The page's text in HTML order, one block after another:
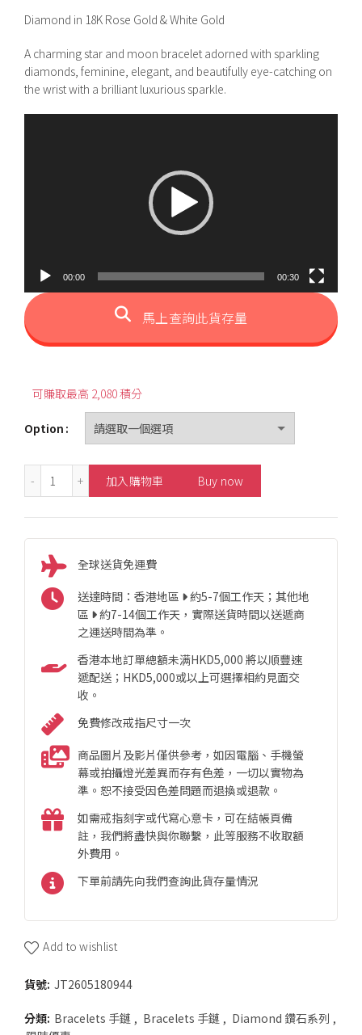
始
價
格：
HK$2,600。
前
價
格：
HK$2,080。
Diamond in 18K Rose Gold & White Gold
A charming star and moon bracelet adorned with sparkling
diamonds, feminine, elegant, and beautifully eye-catching on
the wrist with a brilliant luxurious sparkle.
00:00 00:30
馬上查詢此貨存量
可賺取最高 2,080 積分
Option
18K Moon Style Diamond Bracelet 數量
加入購物車 Buy now
全球送貨免運費
送達時間：香港地區
約5-7個工作天；其他地
區
約7-14個工作天，實際送貨時間以送遞商
之運送時間為準。
香港本地訂單總額未满HKD5,000 將以順豐速
遞配送；HKD5,000或以上可選擇相約見面交
收。
免費修改戒指尺寸一次
商品圖片及影片僅供參考，如因電腦、手機螢
幕或拍攝燈光差異而存有色差，一切以實物為
準。恕不接受因色差問題而退換或退款。
如需戒指刻字或代寫心意卡，可在結帳頁備
註，我們將盡快與你聯繫，此等服務不收取額
外費用。
下單前請先向我們查詢此貨存量情況
Add to wishlist
貨號: JT2605180944
分類: Bracelets 手鏈 , Bracelets 手鏈 , Diamond 鑽石系列 ,